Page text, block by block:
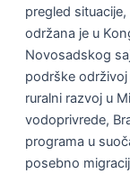
pregled
održana je u
Novosadskog
podrške održivoj
ruralni razvoj u
vodoprivrede,
programa u
posebno